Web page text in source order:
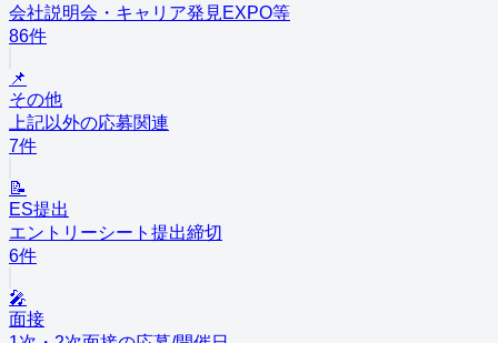
会社説明会・キャリア発見EXPO等
86件
📌
その他
上記以外の応募関連
7件
📝
ES提出
エントリーシート提出締切
6件
🎤
面接